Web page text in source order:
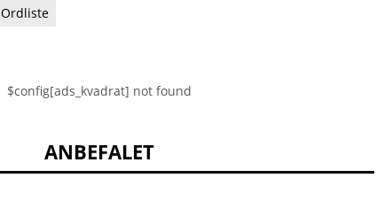
Ordliste
$config[ads_kvadrat] not found
ANBEFALET